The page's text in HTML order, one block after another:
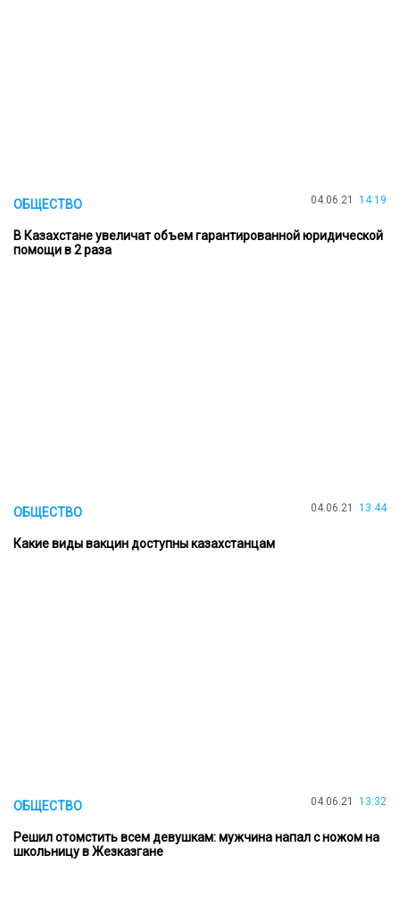
ОБЩЕСТВО 04.06.21 14:19
В Казахстане увеличат объем гарантированной юридической
помощи в 2 раза
ОБЩЕСТВО 04.06.21 13:44
Какие виды вакцин доступны казахстанцам
ОБЩЕСТВО 04.06.21 13:32
Решил отомстить всем девушкам: мужчина напал с ножом на
школьницу в Жезказгане